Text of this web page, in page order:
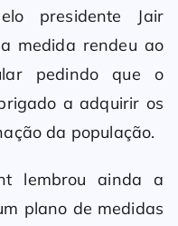
presidente Jair
medida rendeu ao
pedindo que o
a adquirir os
da população.
lembrou ainda a
plano de medidas